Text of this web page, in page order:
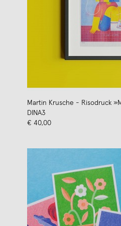
Martin Krusche - Risodruck
DINA3
€ 40,00